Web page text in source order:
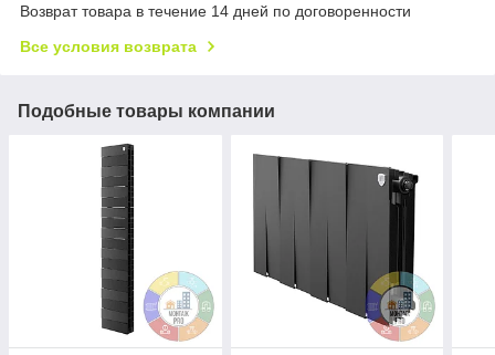
Возврат товара в течение 14 дней по договоренности
Все условия возврата
Подобные товары компании